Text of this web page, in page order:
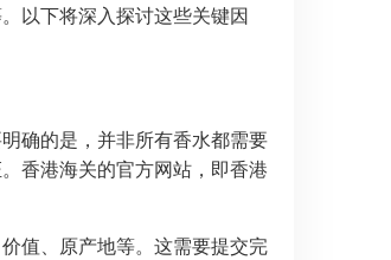
以下将深入探讨这些关键因
确的是，并非所有香水都需要
香港海关的官方网站，即香港
值、原产地等。这需要提交完